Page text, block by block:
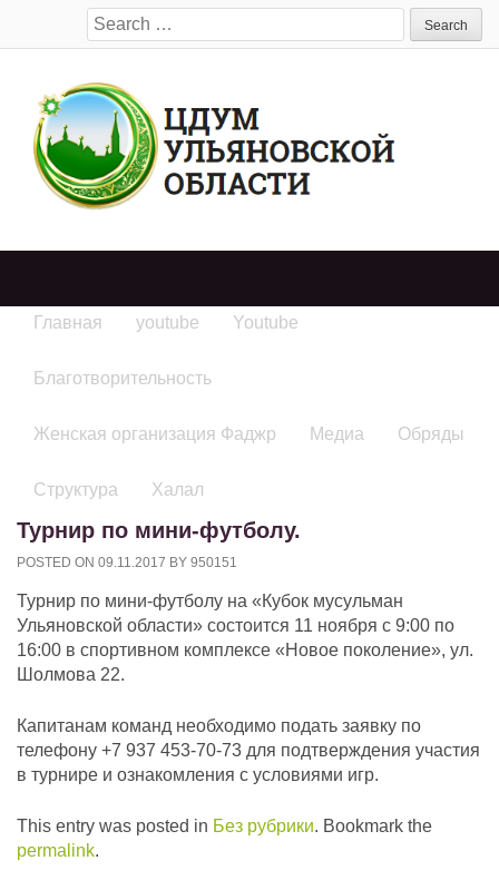
Search
for:
Главная youtube Youtube
Благотворительность
Женская организация Фаджр Медиа Обряды
Структура Халал
Турнир по мини-футболу.
POSTED ON 09.11.2017 BY 950151
Турнир по мини-футболу на «Кубок мусульман
Ульяновской области» состоится 11 ноября с 9:00 по
16:00 в спортивном комплексе «Новое поколение», ул.
Шолмова 22.
Капитанам команд необходимо подать заявку по
телефону +7 937 453-70-73 для подтверждения участия
в турнире и ознакомления с условиями игр.
This entry was posted in Без рубрики. Bookmark the
permalink.